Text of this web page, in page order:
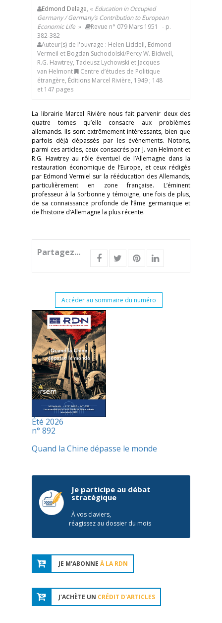
Edmond Delage, « Education in Occupied
Germany / Germany’s Contribution to European
Economic Life » Revue n° 079 Mars 1951
- p.
382-382
Auteur(s) de l'ouvrage : Helen Liddell, Edmond
Vermeil et Bogdan Suchodolski/Percy W. Bidwell,
R.G. Hawtrey, Tadeusz Lychowski et Jacques
van Helmont
Centre d’études de Politique
étrangère, Éditions Marcel Rivière, 1949 ; 148
et 147 pages
La librairie Marcel Rivière nous fait parvenir deux des
quatre tomes qu’elle consacre aux problèmes
allemands. Ils sont extrêmement intéressants, bien que
parfois déjà dépassés par les événements. Notons,
parmi ces articles, ceux consacrés par J. van Helmont et
R.G. Hawtrey au rôle éventuel de l’Allemagne dans la
restauration économique de l’Europe, et ceux rédigés
par Edmond Vermiel sur la rééducation des Allemands,
particulièrement en zone française. L’éminent
professeur à la Sorbonne y témoigne, une fois de plus,
de sa connaissance profonde de l’âme germanique et
de l’histoire d’Allemagne la plus récente.
Partagez...
Accéder au sommaire du numéro
Été 2026
n° 892
Quand la Chine dépasse le monde
Je participe au débat
stratégique
À vos claviers,
réagissez au dossier du mois
JE M'ABONNE À LA RDN
J'ACHÈTE UN CRÉDIT D'ARTICLES